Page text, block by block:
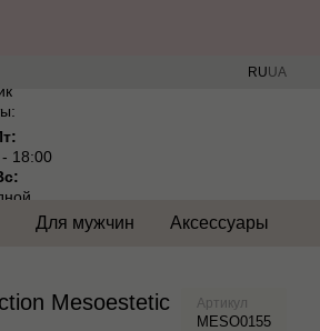
RUUA
18:00
Для мужчин Аксессуары
Mesoestetic Артикул
MESO0155